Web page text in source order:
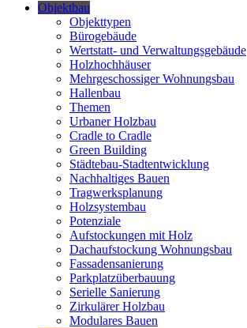
Objektbau
Objekttypen
Bürogebäude
Wertstatt- und Verwaltungsgebäude
Holzhochhäuser
Mehrgeschossiger Wohnungsbau
Hallenbau
Themen
Urbaner Holzbau
Cradle to Cradle
Green Building
Städtebau-Stadtentwicklung
Nachhaltiges Bauen
Tragwerksplanung
Holzsystembau
Potenziale
Aufstockungen mit Holz
Dachaufstockung Wohnungsbau
Fassadensanierung
Parkplatzüberbauung
Serielle Sanierung
Zirkulärer Holzbau
Modulares Bauen